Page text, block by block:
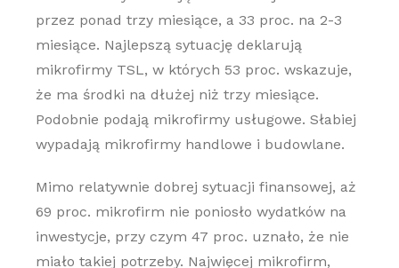
przez ponad trzy miesiące, a 33 proc. na 2-3
miesiące. Najlepszą sytuację deklarują
mikrofirmy TSL, w których 53 proc. wskazuje,
że ma środki na dłużej niż trzy miesiące.
Podobnie podają mikrofirmy usługowe. Słabiej
wypadają mikrofirmy handlowe i budowlane.
Mimo relatywnie dobrej sytuacji finansowej, aż
69 proc. mikrofirm nie poniosło wydatków na
inwestycje, przy czym 47 proc. uznało, że nie
miało takiej potrzeby. Najwięcej mikrofirm,